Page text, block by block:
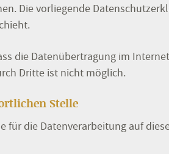
Die vorliegende
die Datenübertragung im
Dritte ist nicht möglich.
Stelle
für die Datenverarbeitung auf